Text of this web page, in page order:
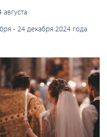
- 24 декабря 2024 года